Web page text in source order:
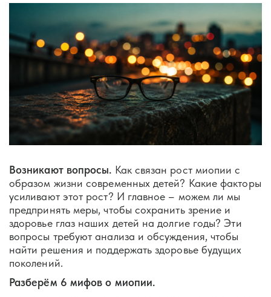
Возникают вопросы. Как связан рост миопии с
образом жизни современных детей? Какие факторы
усиливают этот рост? И главное – можем ли мы
предпринять меры, чтобы сохранить зрение и
здоровье глаз наших детей на долгие годы? Эти
вопросы требуют анализа и обсуждения, чтобы
найти решения и поддержать здоровье будущих
поколений.
Разберём 6 мифов о миопии.